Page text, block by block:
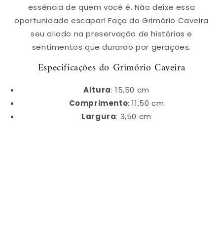
essência de quem você é. Não deixe essa
oportunidade escapar! Faça do Grimório Caveira
seu aliado na preservação de histórias e
sentimentos que durarão por gerações.
Especificações do Grimório Caveira
Altura: 15,50 cm
Comprimento: 11,50 cm
Largura: 3,50 cm